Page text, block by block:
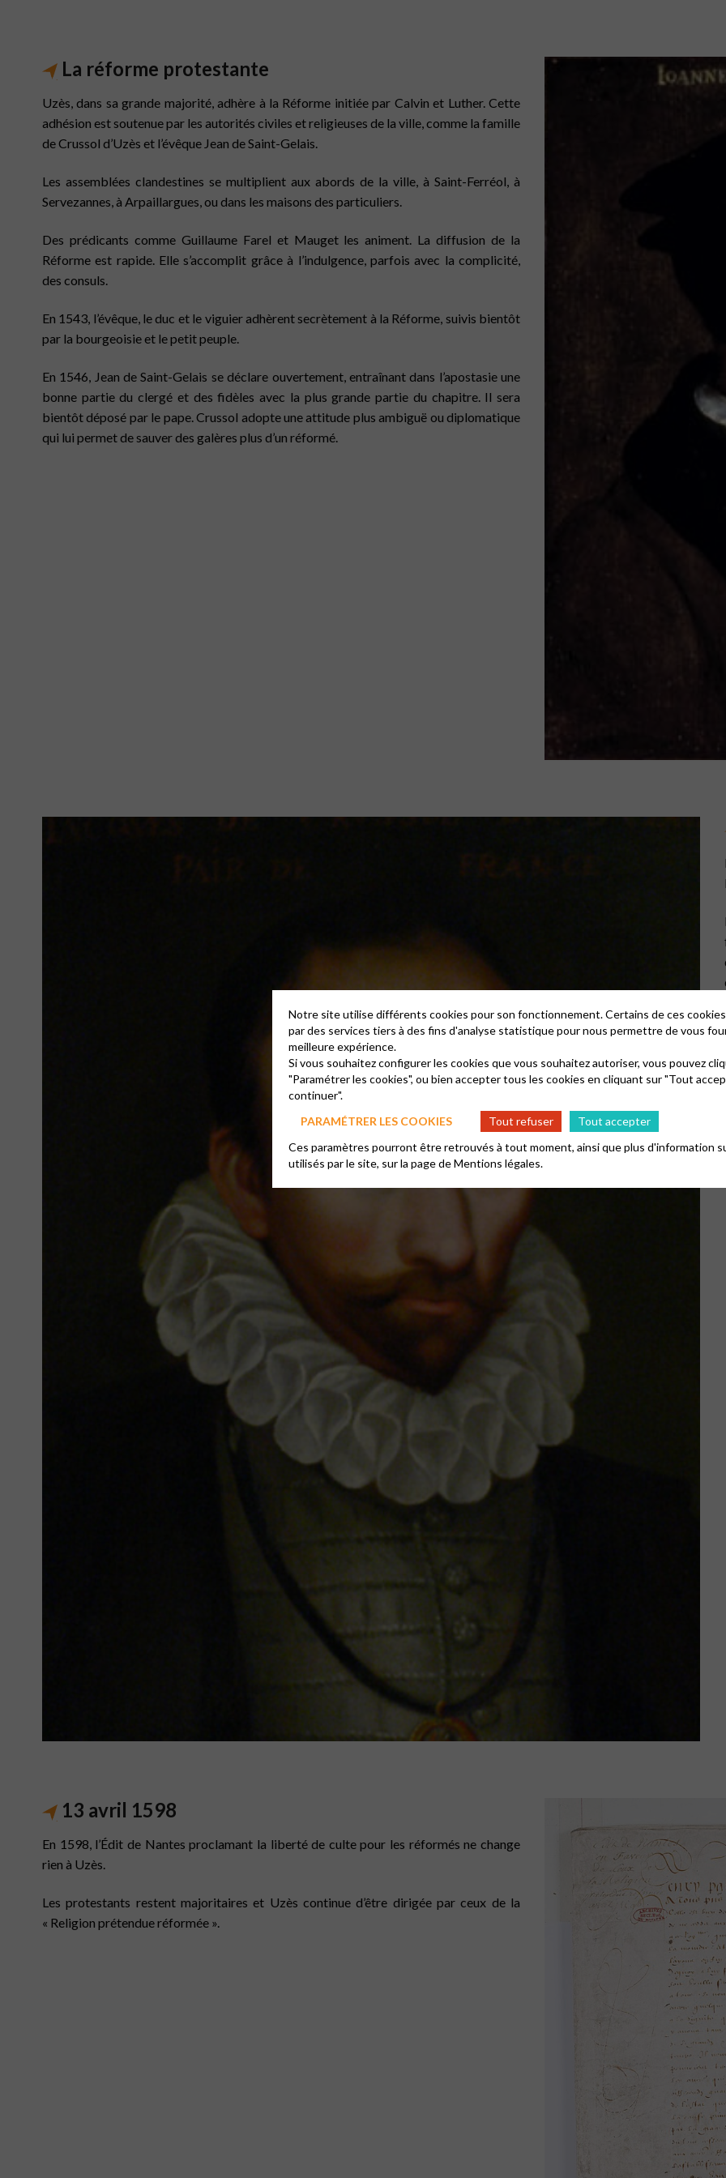
La réforme protestante
Uzès, dans sa grande majorité, adhère à la Réforme initiée par Calvin et Luther. Cette
adhésion est soutenue par les autorités civiles et religieuses de la ville, comme la famille
de Crussol d’Uzès et l’évêque Jean de Saint-Gelais.
Les assemblées clandestines se multiplient aux abords de la ville, à Saint-Ferréol, à
Servezannes, à Arpaillargues,ou dans les maisons des particuliers.
Des prédicants comme Guillaume Farel et Mauget les animent. La diffusion de la
Réforme est rapide. Elle s’accomplit grâce à l’indulgence, parfois avec la complicité,
des consuls.
En 1543, l’évêque, le duc et le viguier adhèrent secrètement à la Réforme, suivis bientôt
par la bourgeoisie et le petit peuple.
En 1546, Jean de Saint-Gelais se déclare ouvertement, entraînant dans l’apostasie une
bonne partie du clergé et des fidèles avec la plus grande partie du chapitre. Il sera
bientôt déposé par le pape. Crussol adopte une attitude plus ambiguë ou diplomatique
qui lui permet de sauver des galères plus d’un réformé.
13 avril 1598
En 1598, l’Édit de Nantes proclamant la liberté de culte pour les réformés ne change
rien à Uzès.
Les protestants restent majoritaires et Uzès continue d’être dirigée par ceux de la
« Religion prétendue réformée ».
Notre site utilise différents cookies pour son fonctionnement. Certains de ces
par des services tiers à des fins d'analyse statistique pour nous permettre de vous
meilleure expérience.
Si vous souhaitez configurer les cookies que vous souhaitez autoriser, vous pouvez
"Paramétrer les cookies", ou bien accepter tous les cookies en cliquant sur "Tout
continuer".
PARAMÉTRER LES COOKIES
Tout refuser
Tout accepter
Ces paramètres pourront être retrouvés à tout moment, ainsi que plus d'information
utilisés par le site, sur la page deMentions légales.